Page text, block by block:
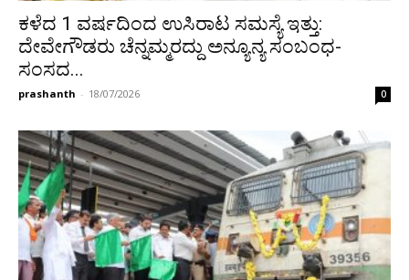
ಕಳೆದ 1 ವರ್ಷದಿಂದ ಉಸಿರಾಟ ಸಮಸ್ಯೆ ಇತ್ತು:
ದೇವೇಗೌಡರು ಚೆನ್ನಮ್ಮರದ್ದು ಅನ್ಯೂನ್ಯ ಸಂಬಂಧ-
ಸಂಸದ...
prashanth - 18/07/2026 0